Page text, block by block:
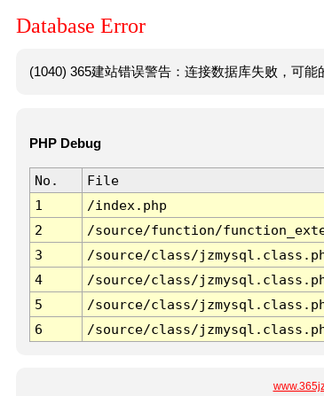
Database Error
(1040) 365建站错误警告：连接数据库失败，可
PHP Debug
No. File
1
/index.php
2
/source/function/
3
/source/class/
4
/source/class/
5
/source/class/
6
/source/class/